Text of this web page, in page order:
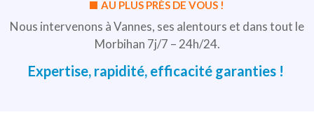
AU PLUS PRÈS DE VOUS !
Nous intervenons à Vannes, ses alentours et dans tout le
Morbihan 7j/7 – 24h/24.
Expertise, rapidité, efficacité garanties !